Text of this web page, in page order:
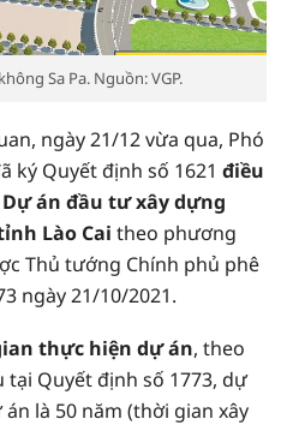
Sa Pa. Nguồn: VGP.
ngày 21/12 vừa qua, Phó
ký Quyết định số 1621 điều
án đầu tư xây dựng
Lào Cai theo phương
Thủ tướng Chính phủ phê
ngày 21/10/2021.
thực hiện dự án, theo
Quyết định số 1773, dự
là 50 năm (thời gian xây